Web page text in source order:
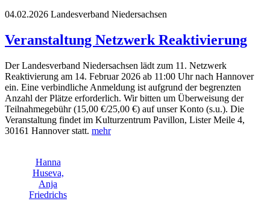
04.02.2026 Landesverband Niedersachsen
Veranstaltung Netzwerk Reaktivierung
Der Landesverband Niedersachsen lädt zum 11. Netzwerk
Reaktivierung am 14. Februar 2026 ab 11:00 Uhr nach Hannover
ein. Eine verbindliche Anmeldung ist aufgrund der begrenzten
Anzahl der Plätze erforderlich. Wir bitten um Überweisung der
Teilnahmegebühr (15,00 €/25,00 €) auf unser Konto (s.u.). Die
Veranstaltung findet im Kulturzentrum Pavillon, Lister Meile 4,
30161 Hannover statt. mehr
Hanna
Huseva,
Anja
Friedrichs